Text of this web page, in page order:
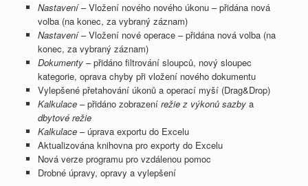
Nastavení– Vložení nového nového úkonu – přidána nová
volba (na konec, za vybraný záznam)
Nastavení– Vložení nové operace – přidána nová volba (na
konec, za vybraný záznam)
Dokumenty– přidáno filtrování sloupců, nový sloupec
kategorie, oprava chyby při vložení nového dokumentu
Vylepšené přetahování úkonů a operací myší (Drag&Drop)
Kalkulace– přidáno zobrazení režie z výkonů sazbya
dbytové režie
Kalkulace– úprava exportu do Excelu
Aktualizována knihovna pro exporty do Excelu
Nová verze programu pro vzdálenou pomoc
Drobné úpravy, opravy a vylepšení